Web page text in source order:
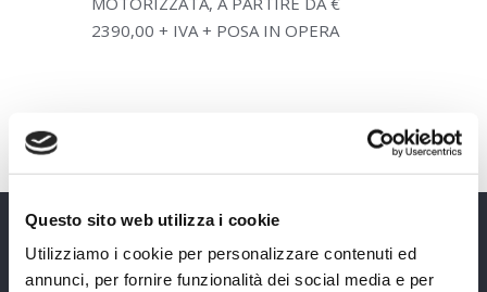
Questo sito web utilizza i cookie
Utilizziamo i cookie per personalizzare contenuti ed
annunci, per fornire funzionalità dei social media e per
2390,00 + IVA + POSA IN OPERA